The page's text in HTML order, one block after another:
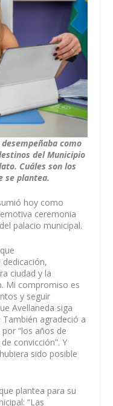
como
del Municipio
Cuáles son los
se plantea.
hoy como
ceremonia
palacio municipal.
dedicación,
ciudad y la
Mi compromiso es
y seguir
Avellaneda siga
También agradeció a
“los años de
convicción”. Y
sido posible
plantea para su
“Las